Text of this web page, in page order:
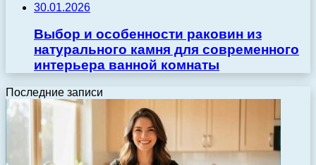
30.01.2026
Выбор и особенности раковин из
натурального камня для современного
интерьера ванной комнаты
Последние записи